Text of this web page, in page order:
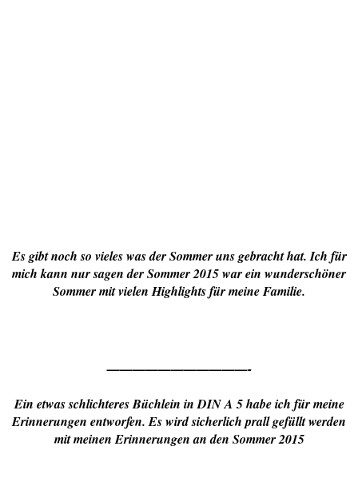
Es gibt noch so vieles was der Sommer uns gebracht hat. Ich für
mich kann nur sagen der Sommer 2015 war ein wunderschöner
Sommer mit vielen Highlights für meine Familie.
———————————-
Ein etwas schlichteres Büchlein in DIN A 5 habe ich für meine
Erinnerungen entworfen. Es wird sicherlich prall gefüllt werden
mit meinen Erinnerungen an den Sommer 2015